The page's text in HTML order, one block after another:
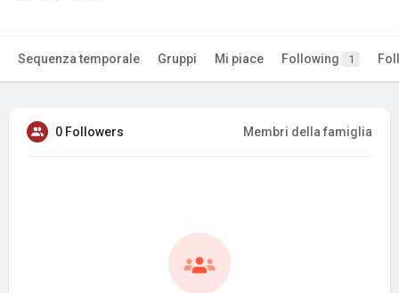
Sequenza temporale Gruppi Mi piace Following 1
0 Followers Membri della famiglia